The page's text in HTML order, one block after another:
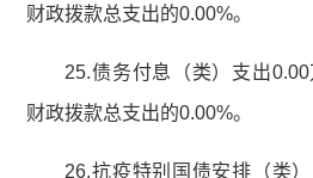
财政拨款总支出的0.00%。
25.债务付息（类）支出
财政拨款总支出的0.00%。
26.抗疫特别国债安排（类